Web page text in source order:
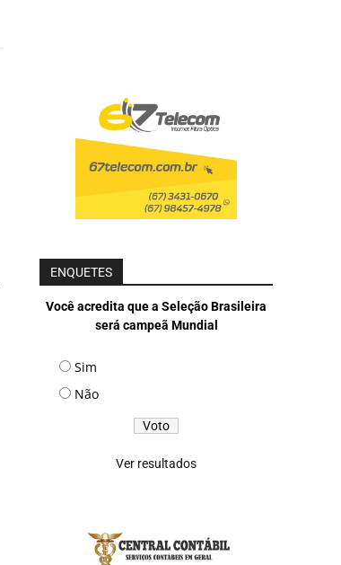
ENQUETES
Você acredita que a Seleção Brasileira
será campeã Mundial
Sim
Não
Ver resultados